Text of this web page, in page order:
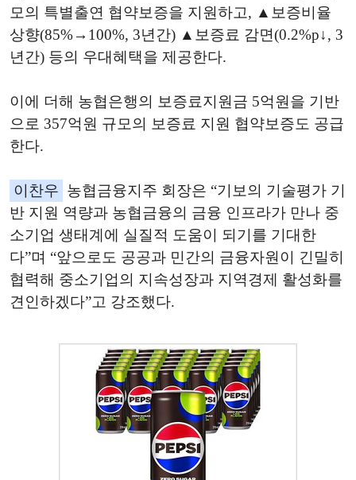
모의 특별출연 협약보증을 지원하고, ▲보증비율
상향(85%→100%, 3년간) ▲보증료 감면(0.2%p↓, 3
년간) 등의 우대혜택을 제공한다.
이에 더해 농협은행의 보증료지원금 5억원을 기반
으로 357억원 규모의 보증료 지원 협약보증도 공급
한다.
이찬우 농협금융지주 회장은 “기보의 기술평가 기
반 지원 역량과 농협금융의 금융 인프라가 만나 중
소기업 생태계에 실질적 도움이 되기를 기대한
다”며 “앞으로도 공공과 민간의 금융자원이 긴밀히
협력해 중소기업의 지속성장과 지역경제 활성화를
견인하겠다”고 강조했다.